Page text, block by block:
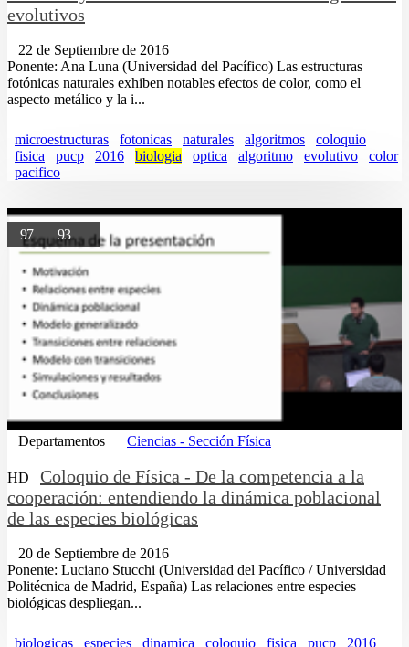
evolutivos
22 de Septiembre de 2016
Ponente: Ana Luna (Universidad del Pacífico) Las estructuras
fotónicas naturales exhiben notables efectos de color, como el
aspecto metálico y la i...
microestructuras fotonicas naturales algoritmos
coloquio
fisica
pucp 2016 biologia optica algoritmo evolutivo
color
pacifico
9793
Departamentos Ciencias - Sección Física
HD
Coloquio de Física - De la competencia a la
cooperación: entendiendo la dinámica poblacional
de las especies biológicas
20 de Septiembre de 2016
Ponente: Luciano Stucchi (Universidad del Pacífico / Universidad
Politécnica de Madrid, España) Las relaciones entre especies
biológicas despliegan...
biologicas especies dinamica coloquio fisica pucp 2016